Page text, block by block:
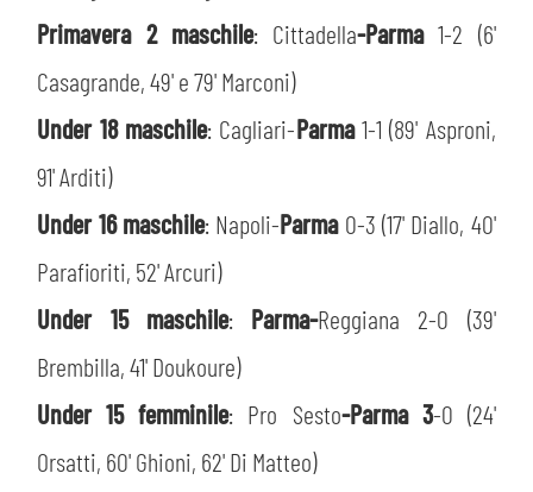
INFORMATIVA FINANZIARIA
PARTNER
MEDIA
Primavera 2 maschile: Cittadella-Parma1-2 (6'
Casagrande, 49' e 79' Marconi)
Under 18 maschile: Cagliari-Parma1-1 (89' Asproni,
91' Arditi)
Under 16 maschile: Napoli-Parma 0-3 (17' Diallo, 40'
Parafioriti, 52' Arcuri)
Under 15 maschile:Parma-Reggiana 2-0 (39'
Brembilla, 41' Doukoure)
Under 15 femminile: Pro Sesto-Parma 3-0 (24'
Orsatti, 60' Ghioni, 62' Di Matteo)